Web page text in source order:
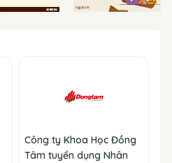
Công ty Khoa Học Đồng
Tâm tuyển dụng Nhân